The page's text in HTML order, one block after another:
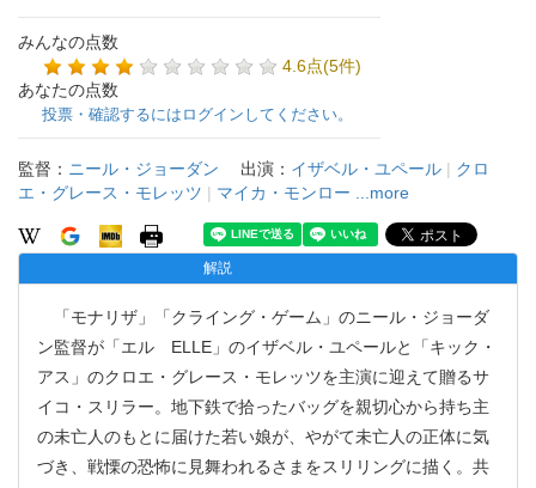
みんなの点数
4.6点(5件)
あなたの点数
投票・確認するにはログインしてください。
監督： ニール・ジョーダン 出演： イザベル・ユペール | クロ
エ・グレース・モレッツ | マイカ・モンロー ...more
解説
「モナリザ」「クライング・ゲーム」のニール・ジョーダ
ン監督が「エル ELLE」のイザベル・ユペールと「キック・
アス」のクロエ・グレース・モレッツを主演に迎えて贈るサ
イコ・スリラー。地下鉄で拾ったバッグを親切心から持ち主
の未亡人のもとに届けた若い娘が、やがて未亡人の正体に気
づき、戦慄の恐怖に見舞われるさまをスリリングに描く。共